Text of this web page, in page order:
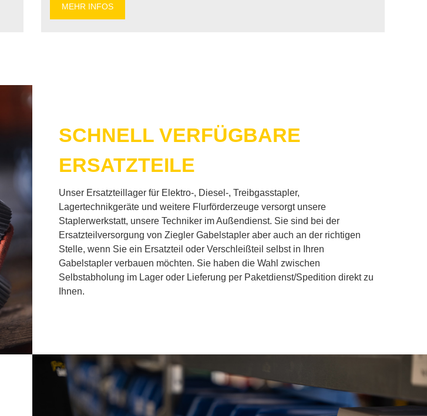
MEHR IN­FOS
SCHNELL VER­FÜG­BA­RE
ER­SATZ­TEI­LE
Un­ser Er­satz­teil­la­ger für Elektro‑, Diesel‑, Treib­gas­stap­ler,
La­ger­tech­nik­ge­rä­te und wei­te­re Flur­för­der­zeu­ge ver­sorgt un­se­re
Stap­ler­werk­statt, un­se­re Tech­ni­ker im Au­ßen­dienst. Sie sind bei der
Er­satz­teil­ver­sor­gung von Zieg­ler Ga­bel­stap­ler aber auch an der rich­ti­gen
Stel­le, wenn Sie ein Er­satz­teil oder Ver­schleiß­teil selbst in Ih­ren
Ga­bel­stap­ler ver­bau­en möch­ten. Sie ha­ben die Wahl zwi­schen
Selbst­ab­ho­lung im La­ger oder Lie­fe­rung per Paketdienst/Spedition di­rekt zu
Ih­nen.